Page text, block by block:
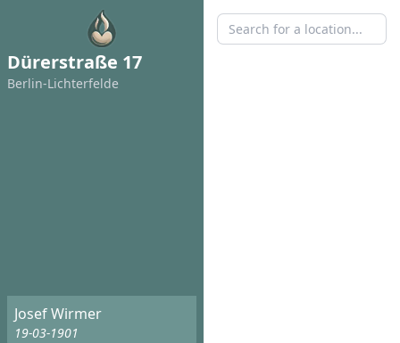
Dürerstraße 17
Berlin-Lichterfelde
Josef Wirmer
19-03-1901